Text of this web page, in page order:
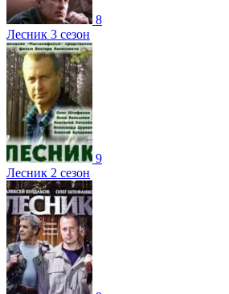
8
Лесник 3 сезон
9
Лесник 2 сезон